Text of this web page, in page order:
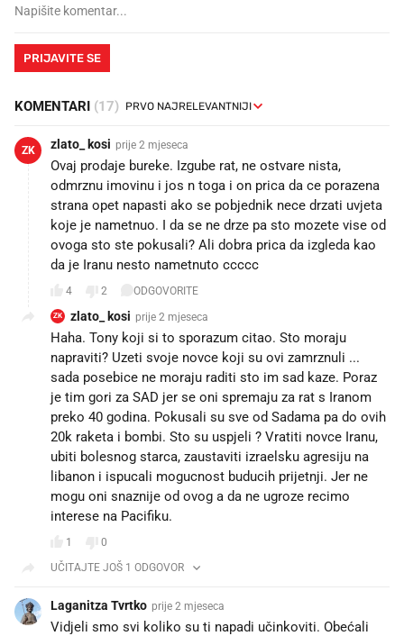
PRIJAVITE SE
KOMENTARI (17)
ZK zlato_ kosi prije 2 mjeseca
Ovaj prodaje bureke. Izgube rat, ne ostvare nista,
odmrznu imovinu i jos n toga i on prica da ce porazena
strana opet napasti ako se pobjednik nece drzati uvjeta
koje je nametnuo. I da se ne drze pa sto mozete vise od
ovoga sto ste pokusali? Ali dobra prica da izgleda kao
da je Iranu nesto nametnuto ccccc
4 2 ODGOVORITE
ZK zlato_ kosi prije 2 mjeseca
Haha. Tony koji si to sporazum citao. Sto moraju
napraviti? Uzeti svoje novce koji su ovi zamrznuli ...
sada posebice ne moraju raditi sto im sad kaze. Poraz
je tim gori za SAD jer se oni spremaju za rat s Iranom
preko 40 godina. Pokusali su sve od Sadama pa do ovih
20k raketa i bombi. Sto su uspjeli ? Vratiti novce Iranu,
ubiti bolesnog starca, zaustaviti izraelsku agresiju na
libanon i ispucali mogucnost buducih prijetnji. Jer ne
mogu oni snaznije od ovog a da ne ugroze recimo
interese na Pacifiku.
1
0
UČITAJTE JOŠ 1 ODGOVOR
Laganitza Tvrtko prije 2 mjeseca
Vidjeli smo svi koliko su ti napadi učinkoviti. Obećali